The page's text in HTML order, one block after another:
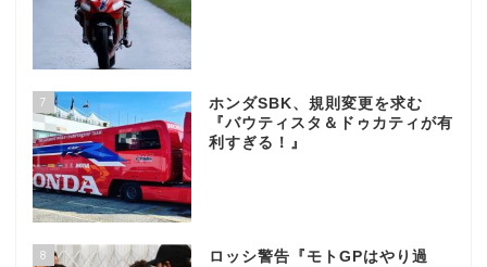
7
ホンダSBK、規則変更を求む
『バウティスタ＆ドゥカティが有
利すぎる！』
8
ロッシ警告『モトGPはやり過